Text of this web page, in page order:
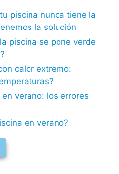
piscina nunca tiene la
la solución
piscina se pone verde
calor extremo:
verano: los errores
en verano?